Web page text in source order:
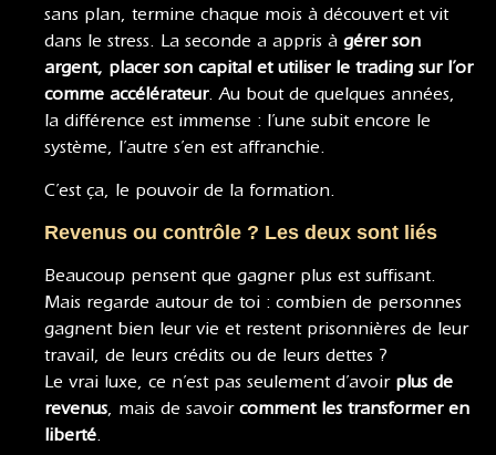
sans plan, termine chaque mois à découvert et vit
dans le stress. La seconde a appris à gérer son
argent, placer son capital et utiliser le trading sur l’or
comme accélérateur. Au bout de quelques années,
la différence est immense : l’une subit encore le
système, l’autre s’en est affranchie.
C’est ça, le pouvoir de la formation.
Revenus ou contrôle ? Les deux sont liés
Beaucoup pensent que gagner plus est suffisant.
Mais regarde autour de toi : combien de personnes
gagnent bien leur vie et restent prisonnières de leur
travail, de leurs crédits ou de leurs dettes ?
Le vrai luxe, ce n’est pas seulement d’avoir plus de
revenus , mais de savoir comment les transformer en
liberté